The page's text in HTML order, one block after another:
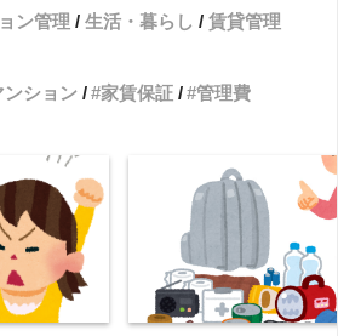
ン管理 生活・暮らし
賃貸管理
ンション 家賃保証 管理費